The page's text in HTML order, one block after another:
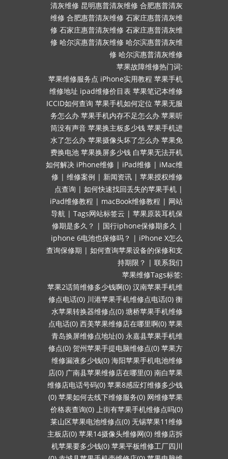
清灰维修 昆明惠普清灰维修 合肥惠普清灰
维修 合肥惠普清灰维修 石家庄惠普清灰维
修 石家庄惠普清灰维修 石家庄惠普清灰维
修 哈尔滨惠普清灰维修 哈尔滨惠普清灰维
修 哈尔滨惠普清灰维修
苹果故障维修热门词:
苹果维修服务点 iPhone实用教程 苹果手机
维修地址 ipad维修价目表 苹果笔记本维修
ICCID如何查询 苹果手机如何定位 苹果无服
务怎么办 苹果手机内存不足怎么办 苹果听
筒没有声音 苹果换主板多少钱 苹果手机进
水了怎么办 苹果摄像头坏了怎么办 苹果免
费换电池 苹果换屏多少钱 白苹果无法开机
如何解决 iPhone维修 | iPad维修 | iMac维
修 | 维修案例 | 新闻资讯 | 苹果授权维修
点查询 | 如何快速找回丢失的苹果手机 |
iPad维修教程 | macBook维修教程 | 网站
导航 | Tags网站标签云 | 苹果原装耳机保
修期是多久？ | 国行iphone保修期多久 |
iphone 6电池也保修吗？ | iPhone X怎么
查询保修期 | 如何查询苹果设备的保修和支
持期限？ | 联系我们
苹果维修Tags标签:
苹果2话筒维修多少钱啊(0) 汉南苹果手机维
修点电话(0) 川港苹果手机维修点电话(0) 衡
水苹果转换器维修点(0) 塘桥苹果手机维修
点电话(0) 西美苹果维修店在哪里啊(0) 苹果
青岛换屏维修点地址(0) 永嘉县苹果手机维
修点(0) 贺州苹果手提电脑维修点(0) 苹果方
维修漏液多少钱(0) 海阳苹果手机电池维修
店(0) 广南县苹果维修店在哪里(0) 南白苹果
维修店电话号码(0) 苹果8感应灯维修多少钱
(0) 苹果如何去线下维修服务(0) 网维修苹果
价格表查询(0) 上街有苹果手机维修点吗(0)
莱山区苹果电池维修点(0) 无锡苹果11维修
主板店(0) 苹果14摄像头维修网(0) 维修店拆
机苹果要多少钱(0) 苹果平板维修工厂四川